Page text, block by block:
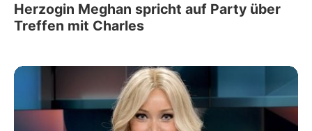
Herzogin Meghan spricht auf Party über
Treffen mit Charles